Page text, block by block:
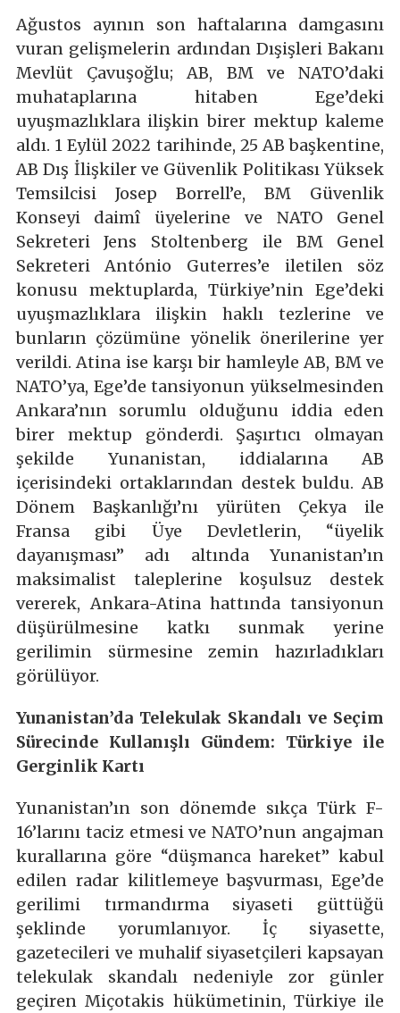
Ağustos ayının son haftalarına damgasını
vuran gelişmelerin ardından Dışişleri Bakanı
Mevlüt Çavuşoğlu; AB, BM ve NATO’daki
muhataplarına hitaben Ege’deki
uyuşmazlıklara ilişkin birer mektup kaleme
aldı. 1 Eylül 2022 tarihinde, 25 AB başkentine,
AB Dış İlişkiler ve Güvenlik Politikası Yüksek
Temsilcisi Josep Borrell’e, BM Güvenlik
Konseyi daimî üyelerine ve NATO Genel
Sekreteri Jens Stoltenberg ile BM Genel
Sekreteri António Guterres’e iletilen söz
konusu mektuplarda, Türkiye’nin Ege’deki
uyuşmazlıklara ilişkin haklı tezlerine ve
bunların çözümüne yönelik önerilerine yer
verildi. Atina ise karşı bir hamleyle AB, BM ve
NATO’ya, Ege’de tansiyonun yükselmesinden
Ankara’nın sorumlu olduğunu iddia eden
birer mektup gönderdi. Şaşırtıcı olmayan
şekilde Yunanistan, iddialarına AB
içerisindeki ortaklarından destek buldu. AB
Dönem Başkanlığı’nı yürüten Çekya ile
Fransa gibi Üye Devletlerin, “üyelik
dayanışması” adı altında Yunanistan’ın
maksimalist taleplerine koşulsuz destek
vererek, Ankara-Atina hattında tansiyonun
düşürülmesine katkı sunmak yerine
gerilimin sürmesine zemin hazırladıkları
görülüyor.
Yunanistan’da Telekulak Skandalı ve Seçim
Sürecinde Kullanışlı Gündem: Türkiye ile
Gerginlik Kartı
Yunanistan’ın son dönemde sıkça Türk F-
16’larını taciz etmesi ve NATO’nun angajman
kurallarına göre “düşmanca hareket” kabul
edilen radar kilitlemeye başvurması, Ege’de
gerilimi tırmandırma siyaseti güttüğü
şeklinde yorumlanıyor. İç siyasette,
gazetecileri ve muhalif siyasetçileri kapsayan
telekulak skandalı nedeniyle zor günler
geçiren Miçotakis hükümetinin, Türkiye ile